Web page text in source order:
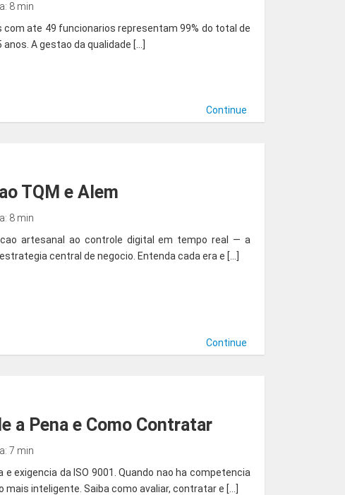
8 min
com ate 49 funcionarios representam 99% do total de
A gestao da qualidade […]
Continue
TQM e Alem
8 min
artesanal ao controle digital em tempo real — a
central de negocio. Entenda cada era e […]
Continue
a Pena e Como Contratar
7 min
exigencia da ISO 9001. Quando nao ha competencia
inteligente. Saiba como avaliar, contratar e […]